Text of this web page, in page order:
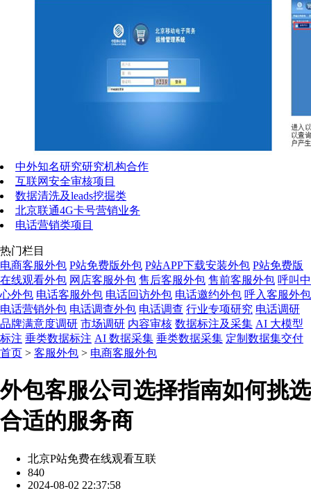
中外知名研究研究机构合作
互联网安全审核项目
数据清洗及leads挖掘类
北京联通4G卡号营销业务
电话营销类项目
热门栏目
电商客服外包 P站免费版外包 P站APP下载安装外包 P站免费版
在线观看外包 网店客服外包 售后客服外包 售前客服外包 呼叫中
心外包 电话客服外包 电话回访外包 电话邀约外包 呼入客服外包
电话营销外包 电话调查外包 电话调查 行业专项研究 电话调研
品牌满意度调研 市场调研 内容审核 数据标注及采集 AI 大模型
标注 垂类数据标注 AI 数据采集 垂类数据采集 定制数据集交付
首页 > 客服外包 > 电商客服外包
外包客服公司选择指南如何挑选
合适的服务商
北京P站免费在线观看互联
840
2024-08-02 22:37:58